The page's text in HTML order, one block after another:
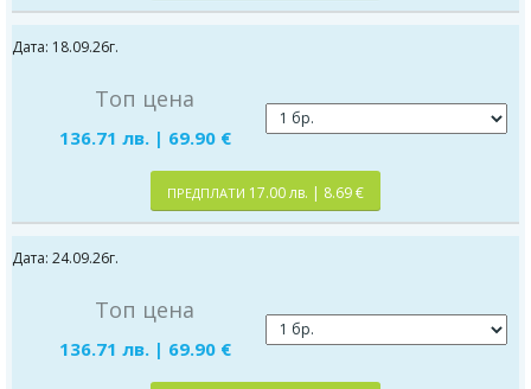
Дата: 18.09.26г.
Топ цена
136.71 лв. | 69.90 €
ПРЕДПЛАТИ 17.00 лв. | 8.69 €
Дата: 24.09.26г.
Топ цена
136.71 лв. | 69.90 €